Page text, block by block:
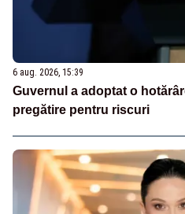
6 aug. 2026, 15:39
Guvernul a adoptat o
pregătire pentru riscuri